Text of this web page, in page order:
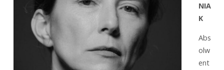
NIA
K
Abs
olw
ent